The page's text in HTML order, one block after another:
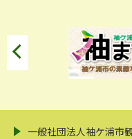
一般社団法人袖ケ浦市